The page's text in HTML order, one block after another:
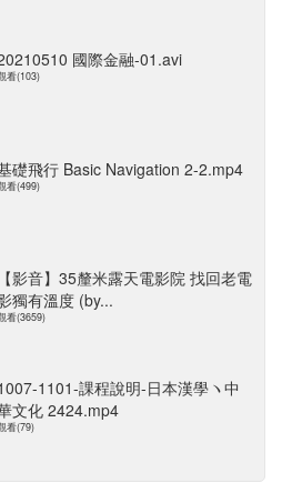
國際金融-01.avi
看(103)
礎飛行 Basic Navigation 2-2.mp4
看(499)
【影音】35釐米露天電影院 找回老電
獨有溫度 (by...
看(3659)
1101-課程說明-日本漢學ヽ中
文化 2424.mp4
看(79)